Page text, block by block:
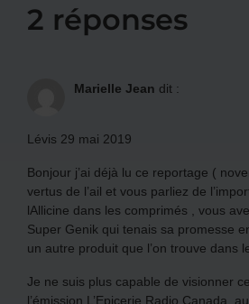
2 réponses
Marielle Jean dit :
Lévis 29 mai 2019
Bonjour j’ai déjà lu ce reportage (
vertus de l’ail et vous parliez de
lAllicine dans les comprimés , vous
Super Genik qui tenais sa promesse
un autre produit que l’on trouve dans
Je ne suis plus capable de visionner
l’émission L’Epicerie Radio Canada,